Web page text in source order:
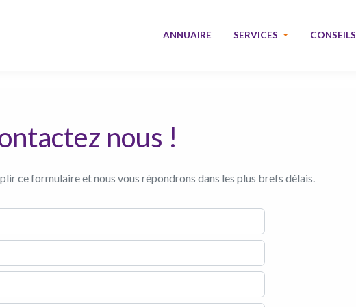
ANNUAIRE SERVICES CONSEILS
nous !
ce formulaire et nous vous répondrons dans les plus brefs délais.